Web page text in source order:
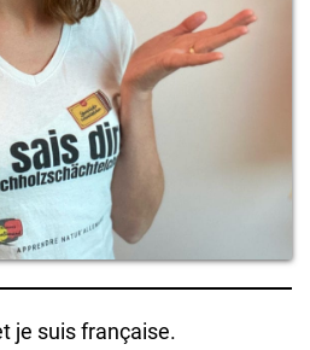
je suis française.